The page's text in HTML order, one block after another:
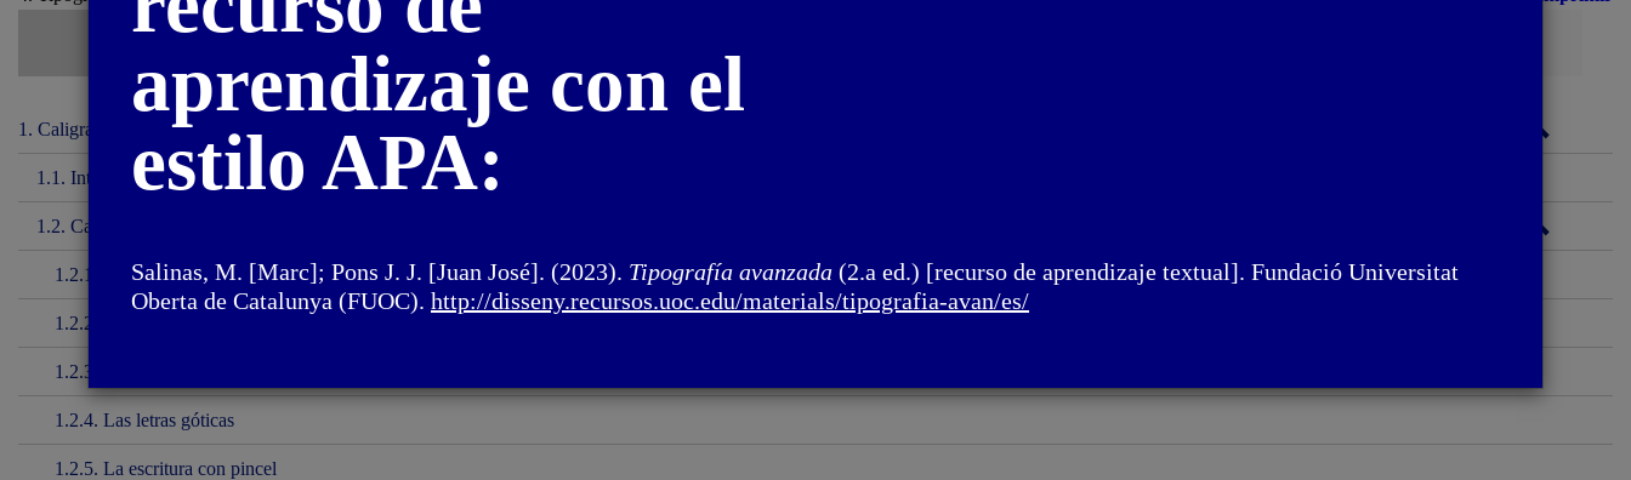
1. Caligrafía y lettering
1.1. Introducción
1.2. Caligrafía
1.2.1. La capital romana
1.2.2. La minúscula carolina
1.2.3. La letra itálica
1.2.4. Las letras góticas
1.2.5. La escritura con pincel
aprendizaje con el
estilo APA:
Salinas, M. [Marc]; Pons J. J. [Juan José]. (2023). Tipografía avanzada (2.a ed.) [recurso de aprendizaje textual]. Fundació Universitat
Oberta de Catalunya (FUOC). http://disseny.recursos.uoc.edu/materials/tipografia-avan/es/